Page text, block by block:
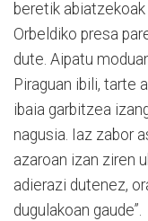
beretik
Orbeldiko presa
dute. Aipatu
Piraguan ibili, tarte
ibaia garbitzea
nagusia. Iaz zabor
azaroan izan ziren
adierazi dutenez,
dugulakoan gaude”.